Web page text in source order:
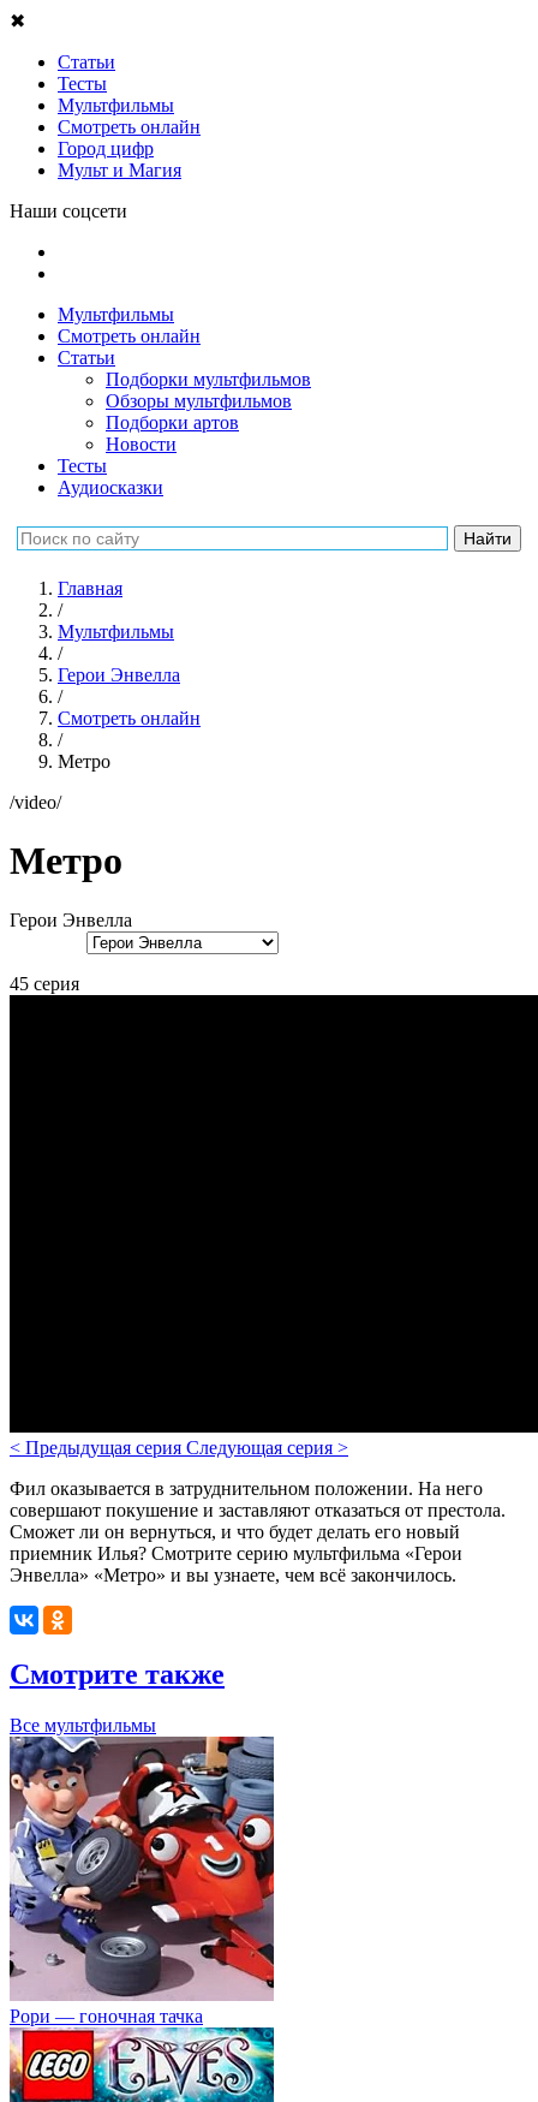
✖
Статьи
Тесты
Мультфильмы
Смотреть онлайн
Город цифр
Мульт и Магия
Наши соцсети
Мультфильмы
Смотреть онлайн
Статьи
Подборки мультфильмов
Обзоры мультфильмов
Подборки артов
Новости
Тесты
Аудиосказки
Главная
/
Мультфильмы
/
Герои Энвелла
/
Смотреть онлайн
/
Метро
/video/
Метро
Герои Энвелла
45 серия
< Предыдущая серия Следующая серия >
Фил оказывается в затруднительном положении. На него
совершают покушение и заставляют отказаться от престола.
Сможет ли он вернуться, и что будет делать его новый
приемник Илья? Смотрите серию мультфильма «Герои
Энвелла» «Метро» и вы узнаете, чем всё закончилось.
Смотрите также
Все мультфильмы
Рори — гоночная тачка